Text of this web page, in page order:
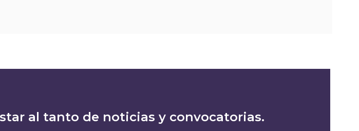
al tanto de noticias y convocatorias.